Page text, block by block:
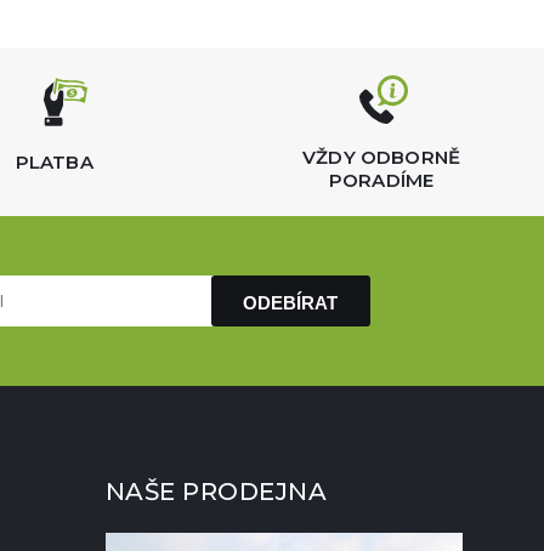
PLATBA
VŽDY ODBORNĚ
PORADÍME
ODEBÍRAT
NAŠE PRODEJNA